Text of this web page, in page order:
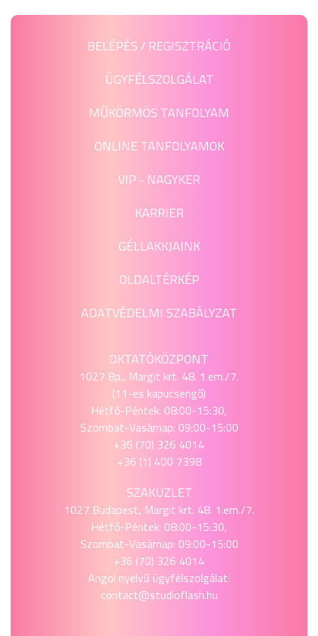
BELÉPÉS / REGISZTRÁCIÓ
ÜGYFÉLSZOLGÁLAT
MŰKÖRMÖS TANFOLYAM
ONLINE TANFOLYAMOK
VIP - NAGYKER
KARRIER
GÉLLAKKJAINK
OLDALTÉRKÉP
ADATVÉDELMI SZABÁLYZAT
OKTATÓKÖZPONT
1027 Bp., Margit krt. 48. 1.em./7.
(11-es kapucsengő)
Hétfő-Péntek: 08:00-15:30,
Szombat-Vasárnap: 09:00-15:00
+36 (70) 326 4014
+36 (1) 400 7398
SZAKÜZLET
1027 Budapest, Margit krt. 48. 1.em./7.
Hétfő-Péntek: 08:00-15:30,
Szombat-Vasárnap: 09:00-15:00
+36 (70) 326 4014
Angol nyelvű ügyfélszolgálat:
contact@studioflash.hu